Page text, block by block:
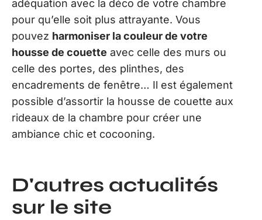
adéquation avec la déco de votre chambre
pour qu’elle soit plus attrayante. Vous
pouvez harmoniser la couleur de votre
housse de couette avec celle des murs ou
celle des portes, des plinthes, des
encadrements de fenêtre… Il est également
possible d’assortir la housse de couette aux
rideaux de la chambre pour créer une
ambiance chic et cocooning.
D'autres actualités
sur le site